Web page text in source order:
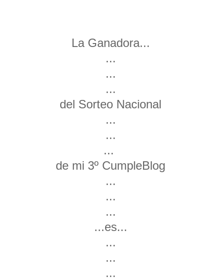
La Ganadora...
...
...
...
del Sorteo Nacional
...
...
...
de mi 3º CumpleBlog
...
...
...
...es...
...
...
...